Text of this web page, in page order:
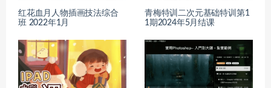
红花血月人物插画技法综合
班 2022年1月
青梅特训二次元基础特训第1
1期2024年5月结课